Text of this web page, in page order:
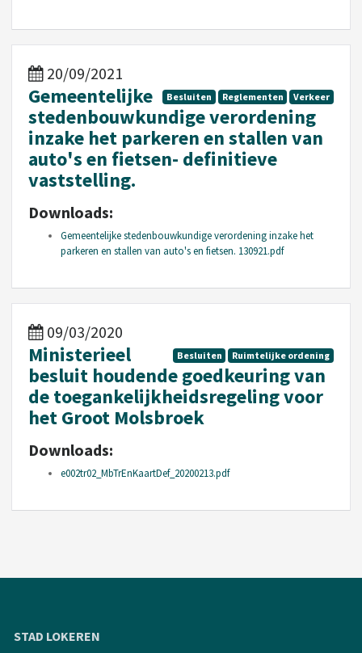
20/09/2021
Besluiten Reglementen Verkeer
Gemeentelijke
stedenbouwkundige verordening
inzake het parkeren en stallen van
auto's en fietsen- definitieve
vaststelling.
Downloads:
Gemeentelijke stedenbouwkundige verordening inzake het
parkeren en stallen van auto's en fietsen. 130921.pdf
09/03/2020
Besluiten Ruimtelijke ordening
Ministerieel
besluit houdende goedkeuring van
de toegankelijkheidsregeling voor
het Groot Molsbroek
Downloads:
e002tr02_MbTrEnKaartDef_20200213.pdf
STAD LOKEREN